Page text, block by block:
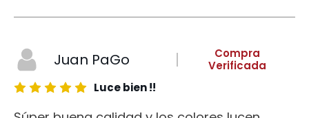
Juan PaGo
Compra
Verificada
Luce bien !!